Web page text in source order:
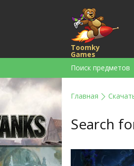
Toomky
Games
Поиск предметов
Слова
Главная
Search